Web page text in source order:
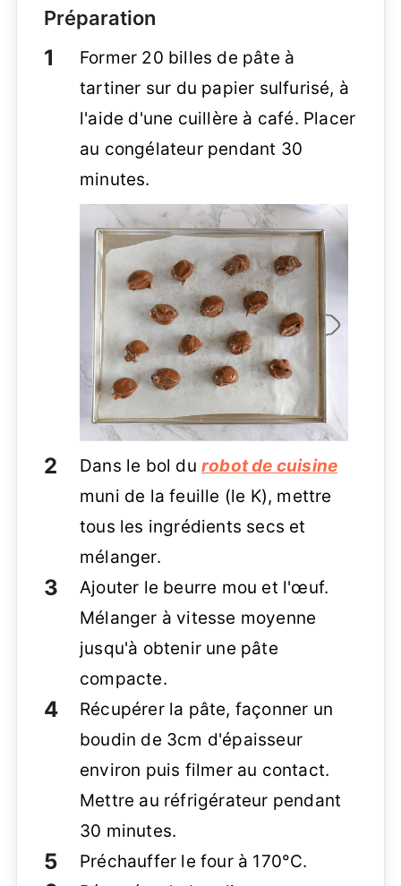
Préparation
Former 20 billes de pâte à
tartiner sur du papier sulfurisé, à
l'aide d'une cuillère à café. Placer
au congélateur pendant 30
minutes.
Dans le bol du robot de cuisine
muni de la feuille (le K), mettre
tous les ingrédients secs et
mélanger.
Ajouter le beurre mou et l'œuf.
Mélanger à vitesse moyenne
jusqu'à obtenir une pâte
compacte.
Récupérer la pâte, façonner un
boudin de 3cm d'épaisseur
environ puis filmer au contact.
Mettre au réfrigérateur pendant
30 minutes.
Préchauffer le four à 170°C.